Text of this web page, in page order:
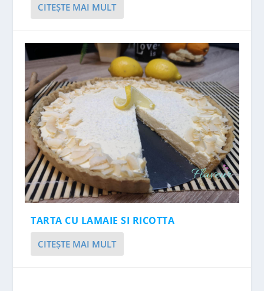
CITEŞTE MAI MULT
TARTA CU LAMAIE SI RICOTTA
CITEŞTE MAI MULT